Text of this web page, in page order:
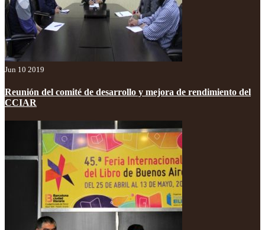
Jun 10 2019
Reunión del comité de desarrollo y mejora de rendimiento del
CCIAR